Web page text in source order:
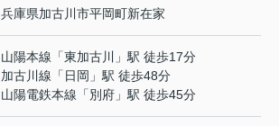
兵庫県加古川市平岡町新在家
山陽本線 「東加古川
」駅 徒歩17分
加古川線 「 日岡 」駅 徒歩48分
山陽電鉄本線 「別府 」駅 徒歩45分